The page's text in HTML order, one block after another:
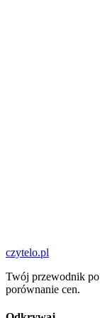
czytelo.pl
Twój przewodnik
porównanie cen.